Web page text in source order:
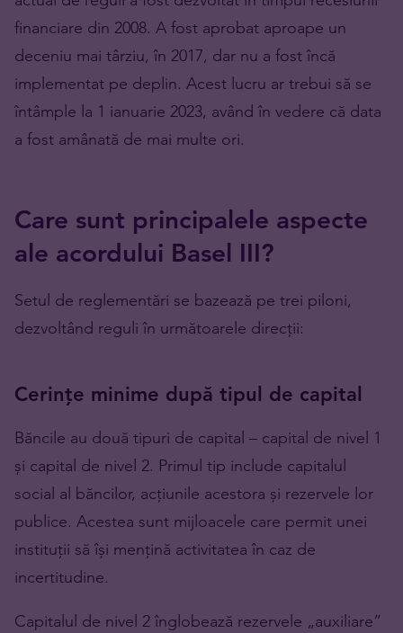
financiare din 2008. A fost aprobat aproape un
deceniu mai târziu, în 2017, dar nu a fost încă
implementat pe deplin. Acest lucru ar trebui să se
întâmple la 1 ianuarie 2023, având în vedere că data
a fost amânată de mai multe ori.
Care sunt principalele aspecte
ale acordului Basel III?
Setul de reglementări se bazează pe trei piloni,
dezvoltând reguli în următoarele direcții:
Cerințe minime după tipul de capital
Băncile au două tipuri de capital – capital de nivel 1
și capital de nivel 2. Primul tip include capitalul
social al băncilor, acțiunile acestora și rezervele lor
publice. Acestea sunt mijloacele care permit unei
instituții să își mențină activitatea în caz de
incertitudine.
Capitalul de nivel 2 înglobează rezervele „auxiliare”